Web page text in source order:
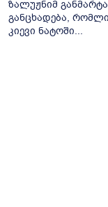
ზალუჟნიმ
განცხადება,
კიევი ნატოში...